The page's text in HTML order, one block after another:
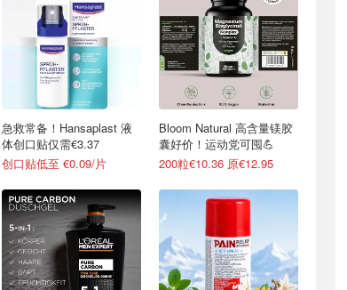
急救常备！Hansaplast 液
体创口贴仅需€3.37
创口贴低至 €0.09/片
Bloom Natural 高含量镁胶
囊好价！运动党可囤💪
200粒€10.36 原€12.95